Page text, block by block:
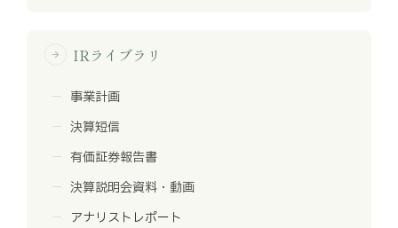
arrow_forward IRライブラリ
事業計画
決算短信
有価証券報告書
決算説明会資料・動画
アナリストレポート